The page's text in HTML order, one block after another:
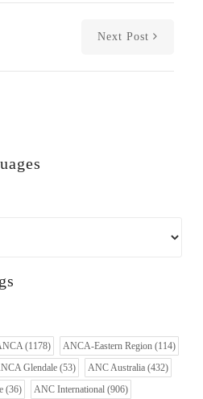
Next Post
(1178) ANCA-Eastern Region (114)
Glendale (53) ANC Australia (432)
(36) ANC International (906)